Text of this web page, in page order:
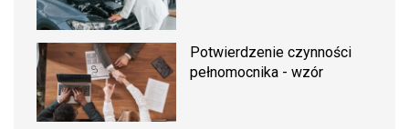
Potwierdzenie czynności
pełnomocnika - wzór